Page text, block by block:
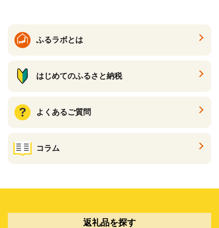
ふるラボとは
はじめてのふるさと納税
よくあるご質問
コラム
返礼品を探す